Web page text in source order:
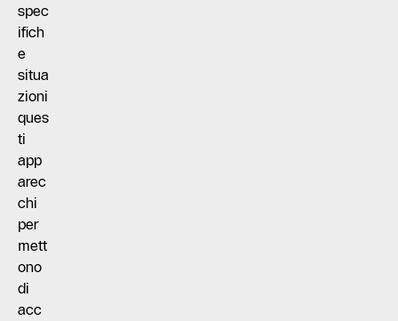
spec
ifich
e
situa
zioni
ques
ti
app
arec
chi
per
mett
ono
di
acc